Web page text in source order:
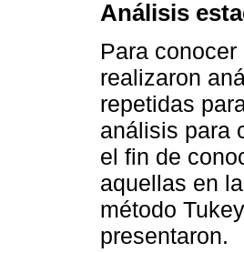
Análisis
Para
realizaron
repetidas
análisis para
el fin de
aquellas en
método
presentaron.